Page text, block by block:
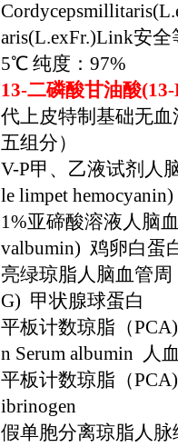
aris(L.exFr.)Link安
5℃ 纯度：97%
13-二磷酸甘油酸
代上皮特制基础无血
五组分）
V-P甲、乙液试剂人
le limpet
1%亚碲酸溶液人脑
valbumin) 鸡卵白蛋
亮绿琼脂人脑血管周
G) 甲状腺球蛋白
平板计数琼脂（
n Serum albumin 人
平板计数琼脂（
ibrinogen
假单胞分离琼脂人